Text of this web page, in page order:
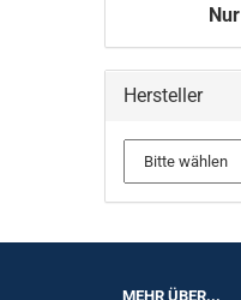
Hersteller
MEHR ÜBER...